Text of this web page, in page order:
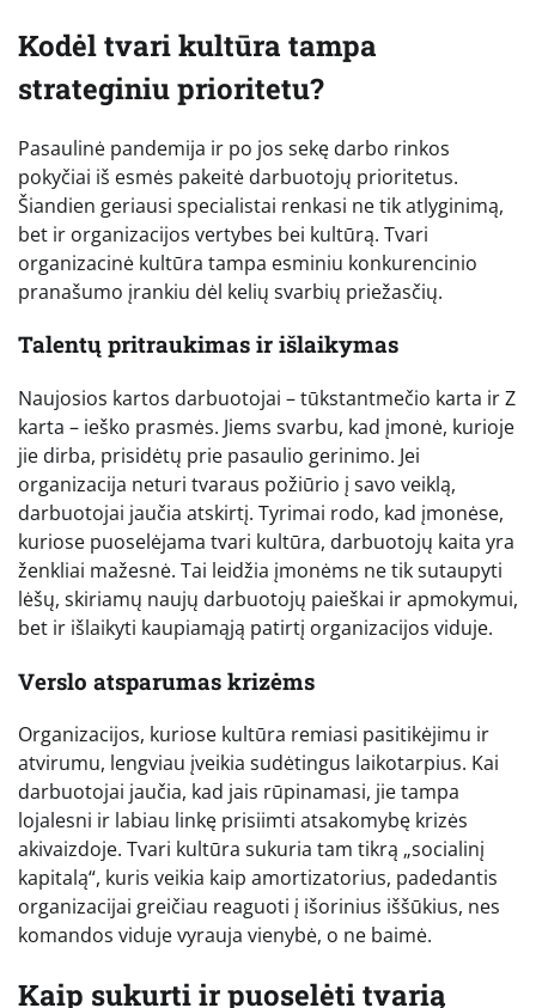
Kodėl tvari kultūra tampa
strateginiu prioritetu?
Pasaulinė pandemija ir po jos sekę darbo rinkos
pokyčiai iš esmės pakeitė darbuotojų prioritetus.
Šiandien geriausi specialistai renkasi ne tik atlyginimą,
bet ir organizacijos vertybes bei kultūrą. Tvari
organizacinė kultūra tampa esminiu konkurencinio
pranašumo įrankiu dėl kelių svarbių priežasčių.
Talentų pritraukimas ir išlaikymas
Naujosios kartos darbuotojai – tūkstantmečio karta ir Z
karta – ieško prasmės. Jiems svarbu, kad įmonė, kurioje
jie dirba, prisidėtų prie pasaulio gerinimo. Jei
organizacija neturi tvaraus požiūrio į savo veiklą,
darbuotojai jaučia atskirtį. Tyrimai rodo, kad įmonėse,
kuriose puoselėjama tvari kultūra, darbuotojų kaita yra
ženkliai mažesnė. Tai leidžia įmonėms ne tik sutaupyti
lėšų, skiriamų naujų darbuotojų paieškai ir apmokymui,
bet ir išlaikyti kaupiamąją patirtį organizacijos viduje.
Verslo atsparumas krizėms
Organizacijos, kuriose kultūra remiasi pasitikėjimu ir
atvirumu, lengviau įveikia sudėtingus laikotarpius. Kai
darbuotojai jaučia, kad jais rūpinamasi, jie tampa
lojalesni ir labiau linkę prisiimti atsakomybę krizės
akivaizdoje. Tvari kultūra sukuria tam tikrą „socialinį
kapitalą“, kuris veikia kaip amortizatorius, padedantis
organizacijai greičiau reaguoti į išorinius iššūkius, nes
komandos viduje vyrauja vienybė, o ne baimė.
Kaip sukurti ir puoselėti tvarią